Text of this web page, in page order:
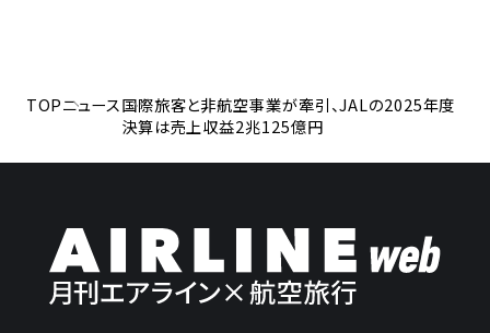
TOPニュース国際旅客と非航空事業が牽引、JALの2025年度
決算は売上収益2兆125億円